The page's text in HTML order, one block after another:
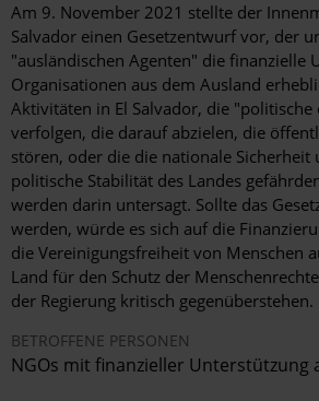
Am 9. November 2021 stellte der
Salvador einen Gesetzentwurf vor, der
"ausländischen Agenten" die finanzielle
Organisationen aus dem Ausland
Aktivitäten in El Salvador, die "politische
verfolgen, die darauf abzielen, die
stören, oder die die nationale Sicherheit
politische Stabilität des Landes
werden darin untersagt. Sollte das
werden, würde es sich auf die
die Vereinigungsfreiheit von Menschen
Land für den Schutz der
der Regierung kritisch gegenüberstehen.
BETROFFENE PERSONEN
NGOs mit finanzieller Unterstützung